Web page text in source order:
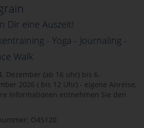
Dir eine Auszeit!
- Yoga - Journaling -
Walk
Dezember (ab 16 uhr) bis 6.
2026 ( bis 12 Uhr) - eigene Anreise,
Informationen entnehmen Sie den
O45120